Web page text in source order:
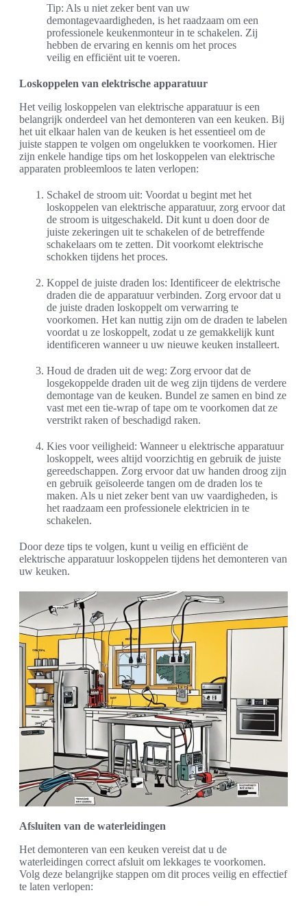
Tip: Als u niet zeker bent van uw
demontagevaardigheden, is het raadzaam om een
professionele keukenmonteur in te schakelen. Zij
hebben de ervaring en kennis om het proces
veilig en efficiënt uit te voeren.
Loskoppelen van elektrische apparatuur
Het veilig loskoppelen van elektrische apparatuur is een
belangrijk onderdeel van het demonteren van een keuken. Bij
het uit elkaar halen van de keuken is het essentieel om de
juiste stappen te volgen om ongelukken te voorkomen. Hier
zijn enkele handige tips om het loskoppelen van elektrische
apparaten probleemloos te laten verlopen:
Schakel de stroom uit: Voordat u begint met het
loskoppelen van elektrische apparatuur, zorg ervoor dat
de stroom is uitgeschakeld. Dit kunt u doen door de
juiste zekeringen uit te schakelen of de betreffende
schakelaars om te zetten. Dit voorkomt elektrische
schokken tijdens het proces.
Koppel de juiste draden los: Identificeer de elektrische
draden die de apparatuur verbinden. Zorg ervoor dat u
de juiste draden loskoppelt om verwarring te
voorkomen. Het kan nuttig zijn om de draden te labelen
voordat u ze loskoppelt, zodat u ze gemakkelijk kunt
identificeren wanneer u uw nieuwe keuken installeert.
Houd de draden uit de weg: Zorg ervoor dat de
losgekoppelde draden uit de weg zijn tijdens de verdere
demontage van de keuken. Bundel ze samen en bind ze
vast met een tie-wrap of tape om te voorkomen dat ze
verstrikt raken of beschadigd raken.
Kies voor veiligheid: Wanneer u elektrische apparatuur
loskoppelt, wees altijd voorzichtig en gebruik de juiste
gereedschappen. Zorg ervoor dat uw handen droog zijn
en gebruik geïsoleerde tangen om de draden los te
maken. Als u niet zeker bent van uw vaardigheden, is
het raadzaam een professionele elektricien in te
schakelen.
Door deze tips te volgen, kunt u veilig en efficiënt de
elektrische apparatuur loskoppelen tijdens het demonteren van
uw keuken.
Afsluiten van de waterleidingen
Het demonteren van een keuken vereist dat u de
waterleidingen correct afsluit om lekkages te voorkomen.
Volg deze belangrijke stappen om dit proces veilig en effectief
te laten verlopen: